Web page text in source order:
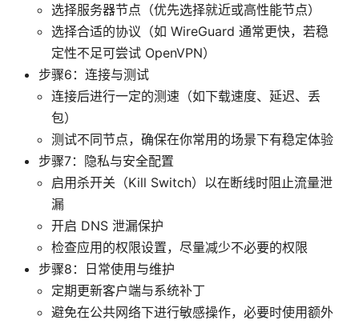
选择服务器节点（优先选择就近或高性能节点）
选择合适的协议（如 WireGuard 通常更快，若稳
定性不足可尝试 OpenVPN）
步骤6：连接与测试
连接后进行一定的测速（如下载速度、延迟、丢
包）
测试不同节点，确保在你常用的场景下有稳定体验
步骤7：隐私与安全配置
启用杀开关（Kill Switch）以在断线时阻止流量泄
漏
开启 DNS 泄漏保护
检查应用的权限设置，尽量减少不必要的权限
步骤8：日常使用与维护
定期更新客户端与系统补丁
避免在公共网络下进行敏感操作，必要时使用额外